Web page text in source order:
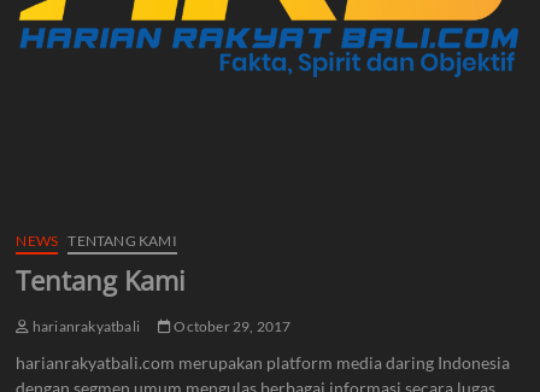
NEWS TENTANG KAMI
Tentang Kami
harianrakyatbali October 29, 2017
harianrakyatbali.com merupakan platform media daring Indonesia